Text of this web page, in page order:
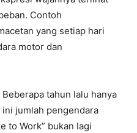
Contoh
yang setiap hari
motor dan
tahun lalu hanya
jumlah pengendara
to Work” bukan lagi